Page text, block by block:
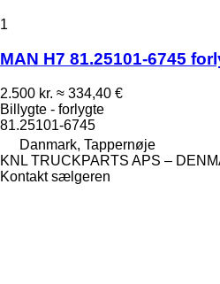
1
MAN H7 81.25101-6745
2.500 kr. ≈ 334,40 €
Billygte - forlygte
81.25101-6745
Danmark, Tappernøje
KNL TRUCKPARTS APS –
Kontakt sælgeren